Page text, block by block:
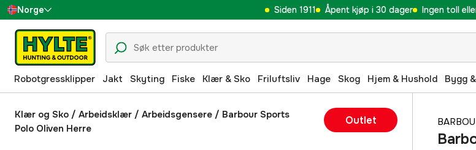
Norge
Sverige
Danmark
Suomi
Deutschland
Siden 1911 Åpent kjøp i 30 dager Ingen toll
Robotgressklipper Jakt Skyting Fiske Klær & Sko Friluftsliv Hage Skog Hjem & Hushold Bygg
Klær og Sko / Arbeidsklær / Arbeidsgensere / Barbour Sports
Polo Oliven Herre
Outlet